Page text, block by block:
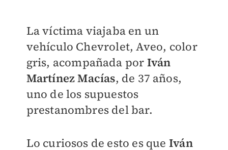
La víctima viajaba en un
vehículo Chevrolet, Aveo, color
gris, acompañada por Iván
Martínez Macías, de 37 años,
uno de los supuestos
prestanombres del bar.
Lo curiosos de esto es que Iván